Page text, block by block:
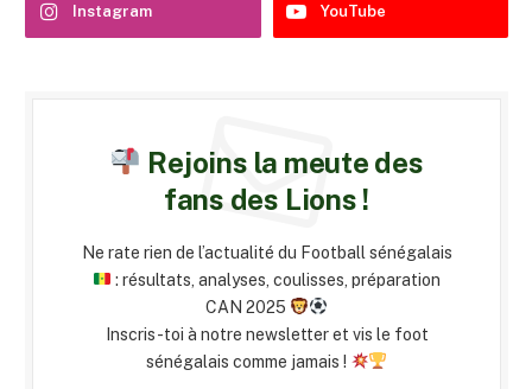
Instagram YouTube
Rejoins la meute des
fans des Lions !
Ne rate rien de l’actualité du Football sénégalais
: résultats, analyses, coulisses, préparation
CAN 2025
Inscris-toi à notre newsletter et vis le foot
sénégalais comme jamais !